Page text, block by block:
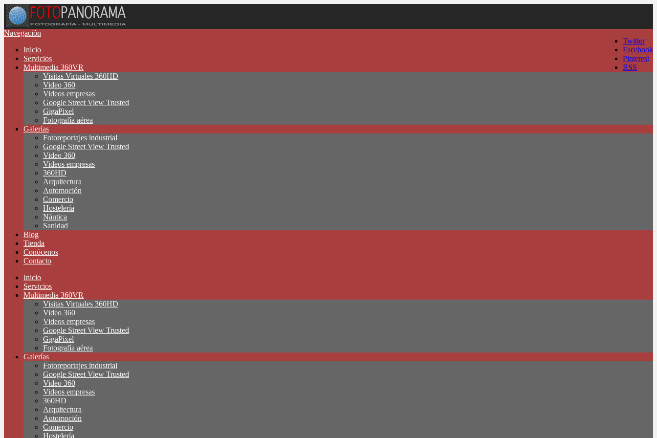
Twitter
Facebook
Pinterest
RSS
Navegación
Inicio
Servicios
Multimedia 360VR
Visitas Virtuales 360HD
Video 360
Videos empresas
Google Street View Trusted
GigaPixel
Fotografía aérea
Galerías
Fotoreportajes industrial
Google Street View Trusted
Video 360
Videos empresas
360HD
Arquitectura
Automoción
Comercio
Hostelería
Náutica
Sanidad
Blog
Tienda
Conócenos
Contacto
Inicio
Servicios
Multimedia 360VR
Visitas Virtuales 360HD
Video 360
Videos empresas
Google Street View Trusted
GigaPixel
Fotografía aérea
Galerías
Fotoreportajes industrial
Google Street View Trusted
Video 360
Videos empresas
360HD
Arquitectura
Automoción
Comercio
Hostelería